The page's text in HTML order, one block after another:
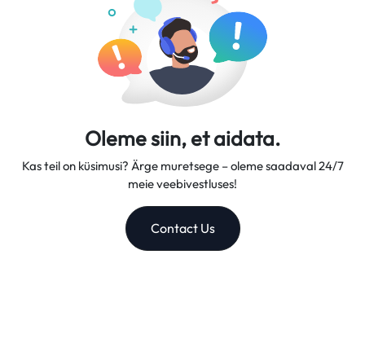
Oleme siin, et aidata.
Kas teil on küsimusi? Ärge muretsege – oleme saadaval 24/7
meie veebivestluses!
Contact Us